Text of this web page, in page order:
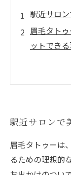
駅近サロ
眉毛タト
ットでき
予約が楽
ー
施術後の
持ちさせ
駅近サロンで
眉毛タトゥーは
るための理想的